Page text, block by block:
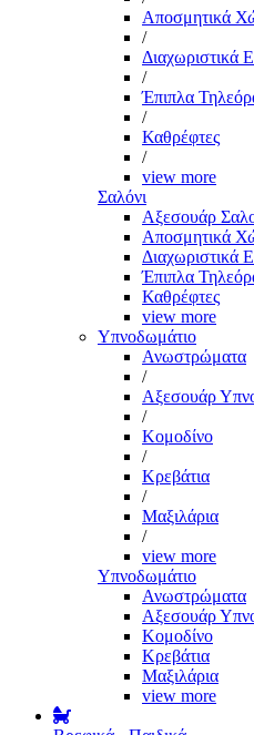
Αποσμητικά
/
Διαχωριστικά
/
Έπιπλα
/
Καθρέφτες
/
view more
Σαλόνι
Αξεσουάρ
Αποσμητικά
Διαχωριστικά
Έπιπλα
Καθρέφτες
view more
Υπνοδωμάτιο
Ανωστρώματα
/
Αξεσουάρ
/
Κομοδίνο
/
Κρεβάτια
/
Μαξιλάρια
/
view more
Υπνοδωμάτιο
Ανωστρώματα
Αξεσουάρ
Κομοδίνο
Κρεβάτια
Μαξιλάρια
view more